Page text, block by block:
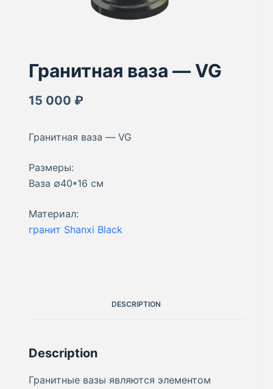
Гранитная ваза — VG
15 000 ₽
Гранитная ваза — VG
Размеры:
Ваза ∅40*16 см
Материал:
гранит Shanxi Black
DESCRIPTION
Description
Гранитные вазы являются элементом